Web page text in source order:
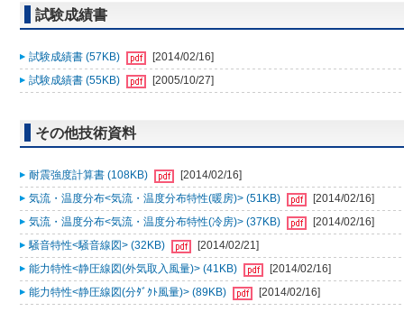
試験成績書
試験成績書 (57KB)
[2014/02/16]
試験成績書 (55KB)
[2005/10/27]
その他技術資料
耐震強度計算書 (108KB)
[2014/02/16]
気流・温度分布<気流・温度分布特性(暖房)> (51KB)
[2014/02/16]
気流・温度分布<気流・温度分布特性(冷房)> (37KB)
[2014/02/16]
騒音特性<騒音線図> (32KB)
[2014/02/21]
能力特性<静圧線図(外気取入風量)> (41KB)
[2014/02/16]
能力特性<静圧線図(分ﾀﾞｸﾄ風量)> (89KB)
[2014/02/16]